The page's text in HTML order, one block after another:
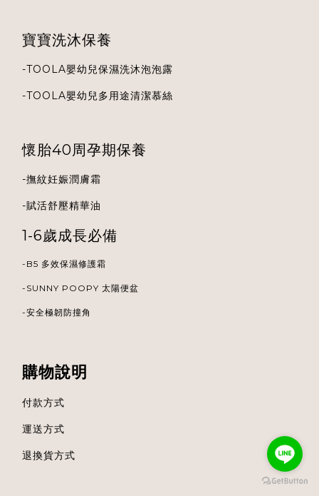
寶寶洗沐保養
-TOOLA嬰幼兒保濕洗沐泡泡露
-TOOLA嬰幼兒多用途清潔慕絲
懷胎40周孕期保養
-撫紋妊娠潤膚霜
-賦活舒壓精華油
1-6歲成長必備
-B5 多效保濕修護霜
- SUNNY POOPY 太陽便盆
-安全極韌防撞角
購物說明
付款方式
運送方式
退換貨方式